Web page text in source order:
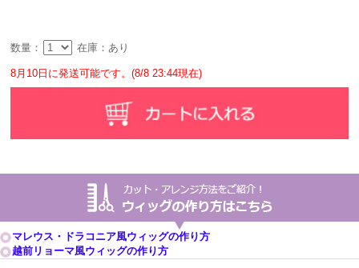
数量： 在庫：あり
8月10日に発送可能です。(8/8 23:44現在)
マレウス・ドラコニア風ウィッグの作り方
越前リョーマ風ウィッグの作り方